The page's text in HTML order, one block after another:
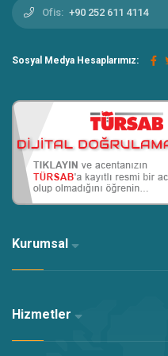
Ofis: +90 252 611 4114
Sosyal Medya Hesaplarımız:
Kurumsal
Hizmetler